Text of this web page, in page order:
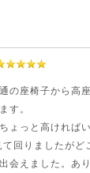
の座椅子から高
す。
ょっと高ければ
回りましたがど
会えました。あ